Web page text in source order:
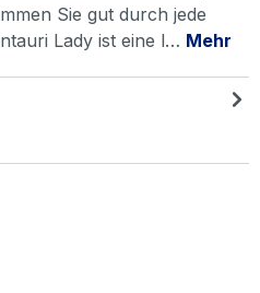
Sie gut durch jede
Lady ist eine l… Mehr